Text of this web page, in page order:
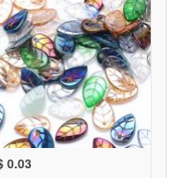
0.03